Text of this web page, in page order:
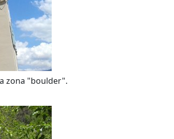
zona "boulder".